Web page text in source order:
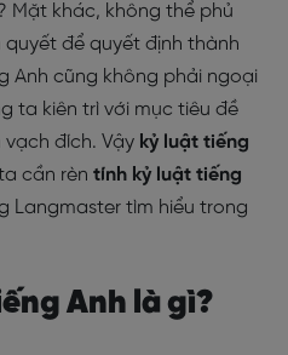
Mặt khác, không thể phủ
để quyết định thành
Anh cũng không phải ngoại
ta kiên trì với mục tiêu đề
đích. Vậy kỷ luật tiếng
cần rèn tính kỷ luật tiếng
Langmaster tìm hiểu trong
Anh là gì?